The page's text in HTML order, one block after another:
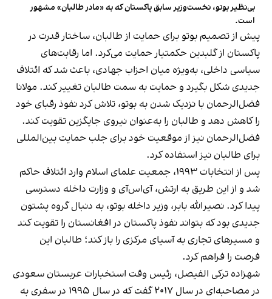
بی‌نظیر بوتو، نخست‌وزیر سابق پاکستان که به «مادر طالبان» مشهور
است.
پیش از تصمیم بوتو برای حمایت از طالبان، ساختار قدرت در
پاکستان از گلبدین حکمتیار حمایت می‌کرد. اما رقابت‌های
سیاسی داخلی، به‌ویژه میان احزاب جهادی، باعث شد که ائتلاف
جدیدی شکل بگیرد و حمایت به سمت طالبان تغییر کند. مولانا
فضل‌الرحمان با نزدیک شدن به بوتو، تلاش کرد نفوذ رقبای خود
را کاهش دهد و طالبان را به‌عنوان نیروی جایگزین تقویت کند.
فضل‌الرحمان نیز از موقعیت خود برای جلب حمایت بین‌المللی
برای طالبان نیز استفاده کرد.
پس از انتخابات ۱۹۹۳، جمعیت علمای اسلام وارد ائتلاف حاکم
شد و از این طریق به ارتش، آی‌اس‌آی و وزارت داخله دسترسی
پیدا کرد. نصیرالله بابر، وزیر داخله بوتو، به دنبال گروه پشتون
جدیدی بود که بتواند نفوذ پاکستان در افغانستان را تقویت کند
و مسیرهای تجاری به آسیای مرکزی را باز کند؛ طالبان این
فرصت را فراهم کرد.
شهزاده ترکی الفیصل، رئیس وقت استخبارات عربستان سعودی
در مصاحبه‌ای در سال ۲۰۱۷ گفت که در سال ۱۹۹۵ در سفری به